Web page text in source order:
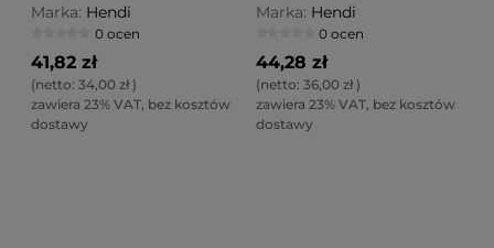
Marka: Hendi
0 ocen
41,82 zł
(netto: 34,00 zł)
zawiera 23% VAT, bez kosztów
dostawy
Marka: Hendi
0 ocen
44,28 zł
(netto: 36,00 zł)
zawiera 23% VAT, bez kosztów
dostawy